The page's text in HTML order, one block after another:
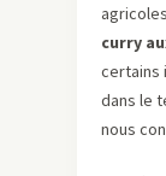
curry
certains
dans le
nous